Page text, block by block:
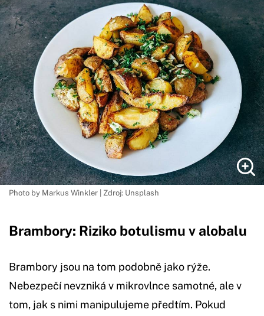
Photo by Markus Winkler | Zdroj: Unsplash
Brambory: Riziko botulismu v alobalu
Brambory jsou na tom podobně jako rýže.
Nebezpečí nevzniká v mikrovlnce samotné, ale v
tom, jak s nimi manipulujeme předtím. Pokud